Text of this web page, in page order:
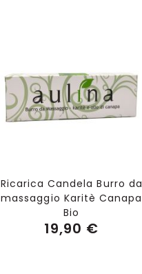
Ricarica Candela Burro da
massaggio Karitè Canapa
Bio
19,90 €